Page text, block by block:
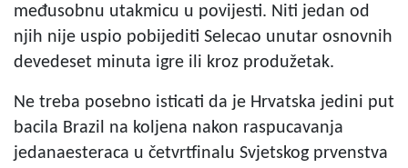
međusobnu utakmicu u povijesti. Niti jedan od
njih nije uspio pobijediti Selecao unutar osnovnih
devedeset minuta igre ili kroz produžetak.
Ne treba posebno isticati da je Hrvatska jedini put
bacila Brazil na koljena nakon raspucavanja
jedanaesteraca u četvrtfinalu Svjetskog prvenstva